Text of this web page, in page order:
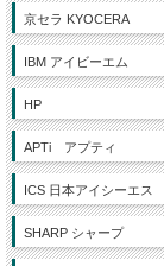
京セラ KYOCERA
IBM アイビーエム
HP
APTi アプティ
ICS 日本アイシーエス
SHARP シャープ